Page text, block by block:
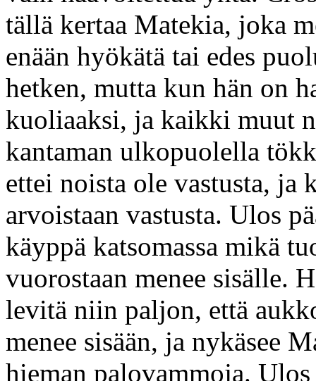
tällä kertaa Matekia, joka
enään hyökätä tai edes
hetken, mutta kun hän on
kuoliaaksi, ja kaikki muut
kantaman ulkopuolella
ettei noista ole vastusta, ja
arvoistaan vastusta. Ulos
käyppä katsomassa mikä
vuorostaan menee sisälle.
levitä niin paljon, että
menee sisään, ja nykäsee
hieman palovammoja.